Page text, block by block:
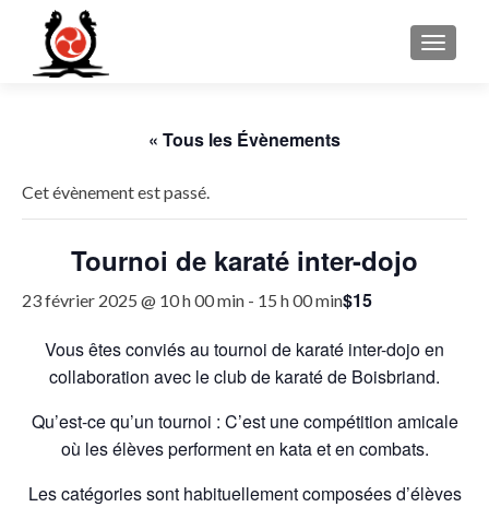
MENU
« Tous les Évènements
Cet évènement est passé.
Tournoi de karaté inter-dojo
23 février 2025 @ 10 h 00 min - 15 h 00 min$15
Vous êtes conviés au tournoi de karaté inter-dojo en
collaboration avec le club de karaté de Boisbriand.
Qu’est-ce qu’un tournoi : C’est une compétition amicale
où les élèves performent en kata et en combats.
Les catégories sont habituellement composées d’élèves